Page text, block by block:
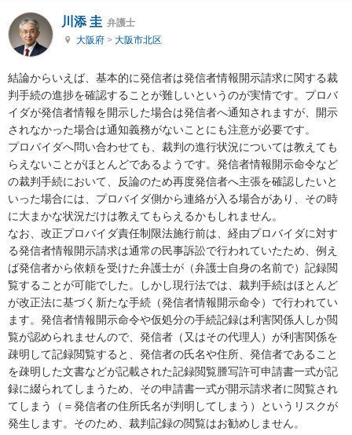
川添 圭 弁護士
大阪府 > 大阪市北区
結論からいえば、基本的に発信者は発信者情報開示請求に関する裁
判手続の進捗を確認することが難しいというのが実情です。プロバ
イダが発信者情報を開示した場合は発信者へ通知されますが、開示
されなかった場合は通知義務がないことにも注意が必要です。
プロバイダへ問い合わせても、裁判の進行状況については教えても
らえないことがほとんどであるようです。発信者情報開示命令など
の裁判手続において、反論のため再度発信者へ主張を確認したいと
いった場合には、プロバイダ側から連絡が入る場合があり、その時
に大まかな状況だけは教えてもらえるかもしれません。
なお、改正プロバイダ責任制限法施行前は、経由プロバイダに対す
る発信者情報開示請求は通常の民事訴訟で行われていたため、例え
ば発信者から依頼を受けた弁護士が（弁護士自身の名前で）記録閲
覧することが可能でした。しかし現行法では、裁判手続はほとんど
が改正法に基づく新たな手続（発信者情報開示命令）で行われてい
ます。発信者情報開示命令や仮処分の手続記録は利害関係人しか閲
覧が認められませんので、発信者（又はその代理人）が利害関係を
疎明して記録閲覧すると、発信者の氏名や住所、発信者であること
を疎明した文書などが記載された記録閲覧謄写許可申請書一式が記
録に綴られてしまうため、その申請書一式が開示請求者に閲覧され
てしまう（＝発信者の住所氏名が判明してしまう）というリスクが
発生します。そのため、裁判記録の閲覧はお勧めしません。